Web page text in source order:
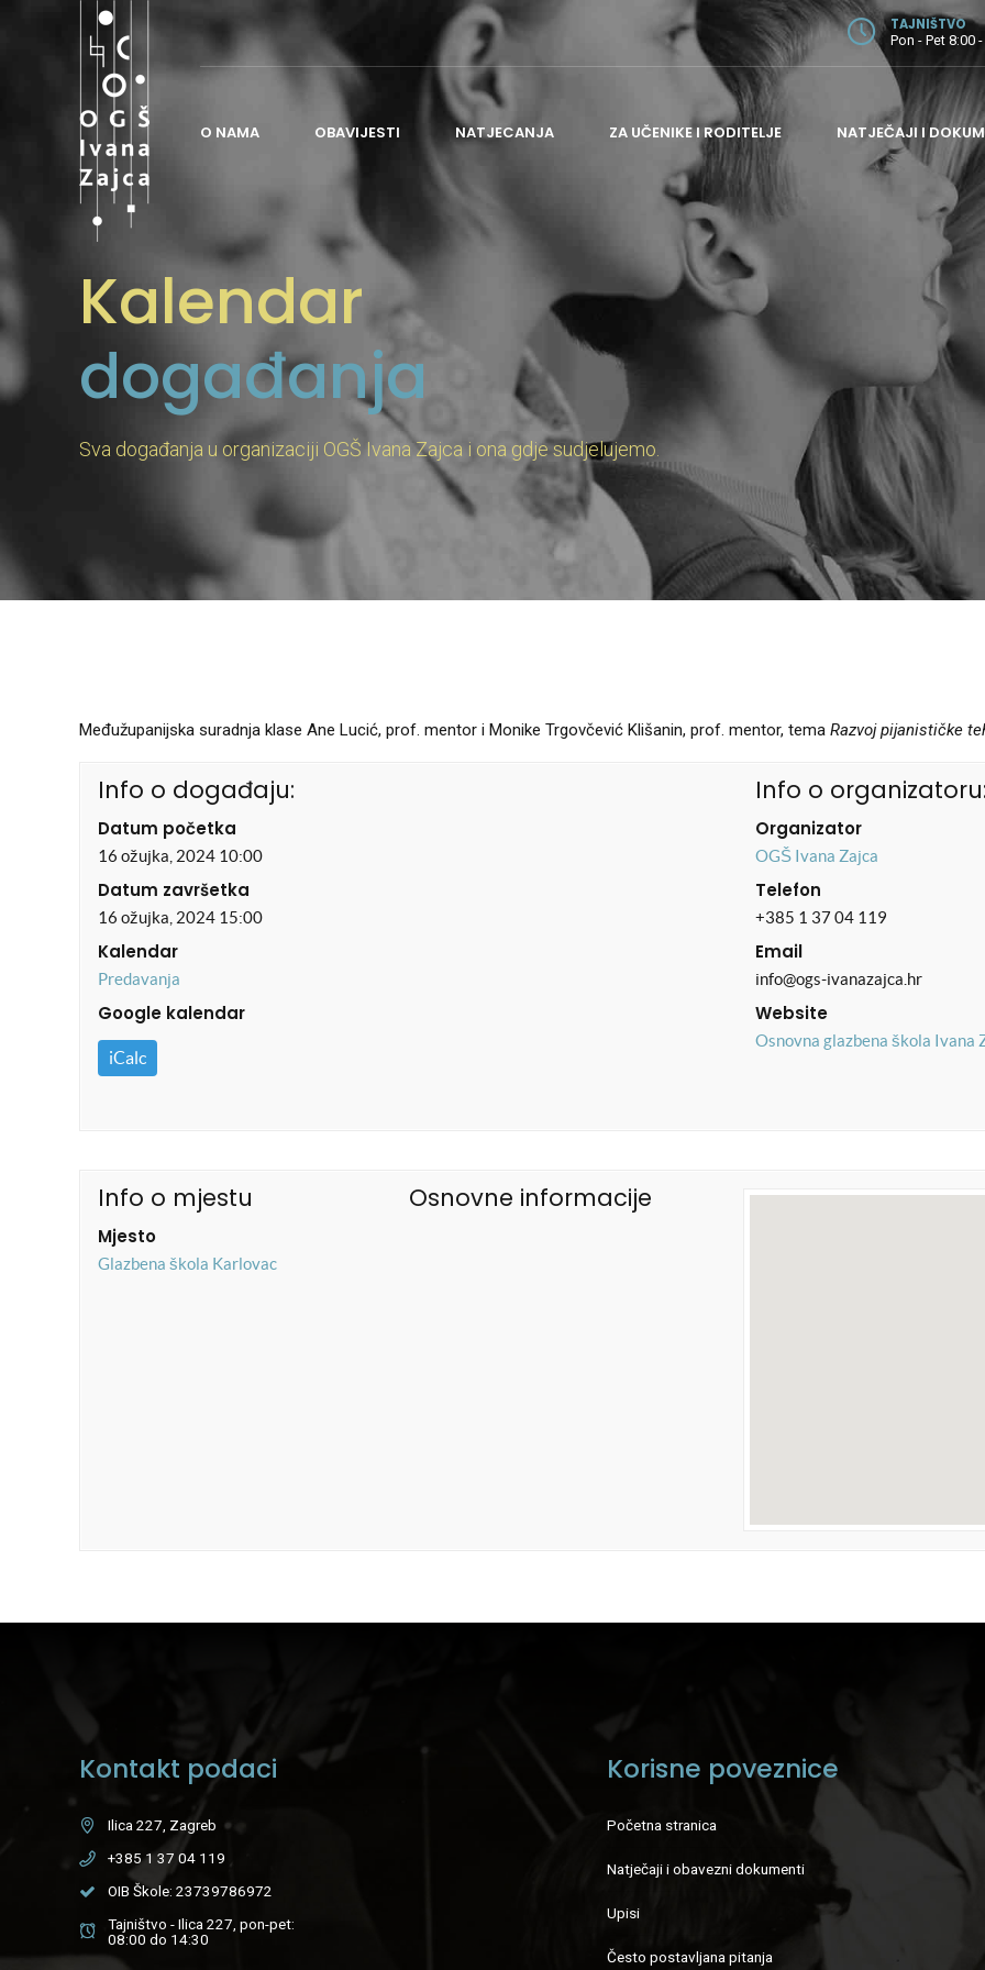
TAJNIŠTVO
Pon - Pet 8:00
O NAMA
NASTAVA
ORGANIZACIJA ŠKOLE
ČESTO POSTAVLJANA PITANJA
ŠKOLSKI ODBOR
ODJEL ZA HARMONIKU I PUHAČE
ODJEL ZA KLAVIR
ADMINISTRATIVNI I POMOĆNI POSLOVI
OBAVIJESTI NATJECANJA ZA UČENIKE I RODITELJE NATJEČAJI I
Kalendar
događanja
Sva događanja u organizaciji OGŠ Ivana Zajca i ona gdje sudjelujemo.
Međužupanijska suradnja klase Ane Lucić, prof. mentor i Monike Trgovčević Klišanin, prof. mentor, tema Razvoj pijanističke
Info o događaju:
Datum početka
16 ožujka, 2024 10:00
Datum završetka
16 ožujka, 2024 15:00
Kalendar
Predavanja
Google kalendar
iCalc
Info o organizatoru:
Organizator
OGŠ Ivana Zajca
Telefon
+385 1 37 04 119
Email
info@ogs-ivanazajca.hr
Website
Osnovna glazbena škola Ivana
Info o mjestu
Mjesto
Glazbena škola Karlovac
Osnovne informacije
Kontakt podaci
Ilica 227, Zagreb
+385 1 37 04 119
OIB Škole: 23739786972
Tajništvo - Ilica 227, pon-pet:
08:00 do 14:30
Korisne poveznice
Početna stranica
Natječaji i obavezni dokumenti
Upisi
Često postavljana pitanja